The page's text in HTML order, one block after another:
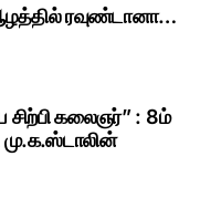
ரவுண்டானா…
கலைஞர்” : 8ம்